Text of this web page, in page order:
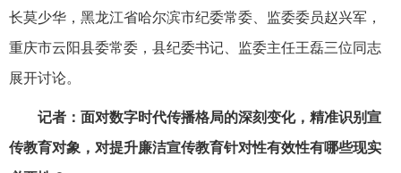
长莫少华，黑龙江省哈尔滨市纪委常委、监委委员赵兴军，
重庆市云阳县委常委，县纪委书记、监委主任王磊三位同志
展开讨论。
记者：面对数字时代传播格局的深刻变化，精准识别宣
传教育对象，对提升廉洁宣传教育针对性有效性有哪些现实